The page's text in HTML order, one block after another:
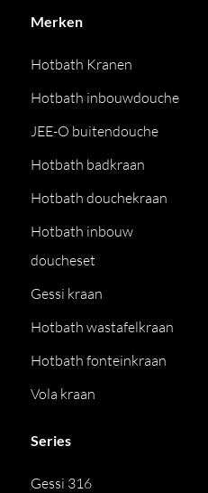
Merken
Hotbath Kranen
Hotbath inbouwdouche
JEE-O buitendouche
Hotbath badkraan
Hotbath douchekraan
Hotbath inbouw
doucheset
Gessi kraan
Hotbath wastafelkraan
Hotbath fonteinkraan
Vola kraan
Series
Gessi 316